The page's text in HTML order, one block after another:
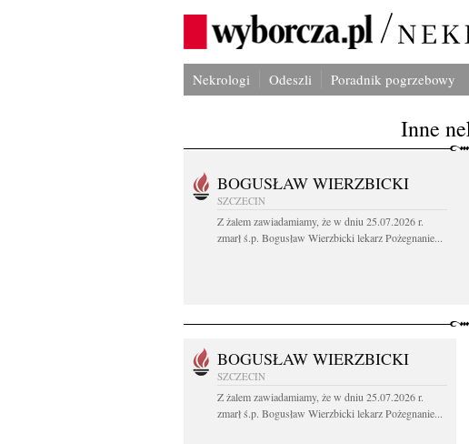
Nekrologi Odeszli Poradnik pogrzebowy
Inne
BOGUSŁAW WIERZBICKI
SZCZECIN
Z żalem zawiadamiamy, że w dniu 25.07.2026 r.
zmarł ś.p. Bogusław Wierzbicki lekarz Pożegnanie...
BOGUSŁAW WIERZBICKI
SZCZECIN
Z żalem zawiadamiamy, że w dniu 25.07.2026 r.
zmarł ś.p. Bogusław Wierzbicki lekarz Pożegnanie...